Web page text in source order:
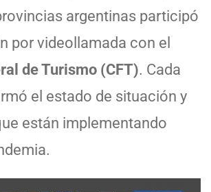
argentinas participó
por videollamada con el
de Turismo (CFT). Cada
el estado de situación y
están implementando